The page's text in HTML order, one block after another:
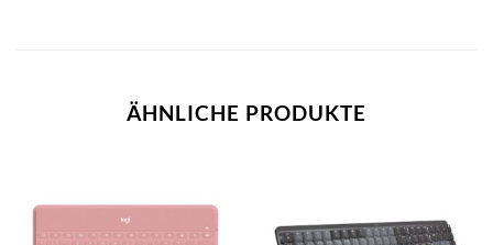
ÄHNLICHE PRODUKTE